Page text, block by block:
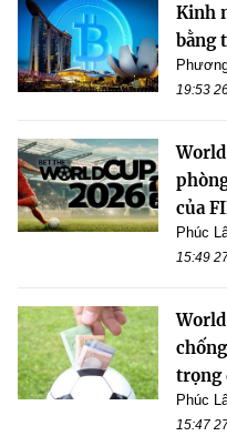
Kinh
bằng
19:53
của
Phúc
15:49
trọng
Phúc
15:47